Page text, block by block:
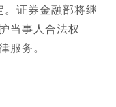
。证券金融部将继
当事人合法权
服务。